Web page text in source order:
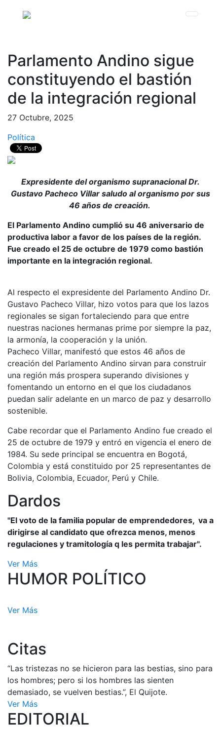
Parlamento Andino sigue
constituyendo el bastión
de la integración regional
27 Octubre, 2025
Política
Expresidente del organismo supranacional Dr.
Gustavo Pacheco Villar saludo al organismo por sus
46 años de creación.
El Parlamento Andino cumplió su 46 aniversario de
productiva labor a favor de los países de la región.
Fue creado el 25 de octubre de 1979 como bastión
importante en la integración regional.
Al respecto el expresidente del Parlamento Andino Dr.
Gustavo Pacheco Villar, hizo votos para que los lazos
regionales se sigan fortaleciendo para que entre
nuestras naciones hermanas prime por siempre la paz,
la armonía, la cooperación y la unión.
Pacheco Villar, manifestó que estos 46 años de
creación del Parlamento Andino sirvan para construir
una región más prospera superando divisiones y
fomentando un entorno en el que los ciudadanos
puedan salir adelante en un marco de paz y desarrollo
sostenible.
Cabe recordar que el Parlamento Andino fue creado el
25 de octubre de 1979 y entró en vigencia el enero de
1984. Su sede principal se encuentra en Bogotá,
Colombia y está constituido por 25 representantes de
Bolivia, Colombia, Ecuador, Perú y Chile.
Dardos
"El voto de la familia popular de emprendedores, va a
dirigirse al candidato que ofrezca menos, menos
regulaciones y tramitología q les permita trabajar".
Ver Más
HUMOR POLÍTICO
Ver Más
Citas
“Las tristezas no se hicieron para las bestias, sino para
los hombres; pero si los hombres las sienten
demasiado, se vuelven bestias.”, El Quijote.
Ver Más
EDITORIAL